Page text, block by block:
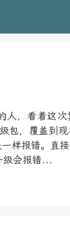
人，看着这次
包，覆盖到
样报错。直接
级会报错...